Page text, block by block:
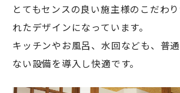
とてもセンスの良い施主様のこだわ
れたデザインになっています。
キッチンやお風呂、水回なども、普
ない設備を導入し快適です。